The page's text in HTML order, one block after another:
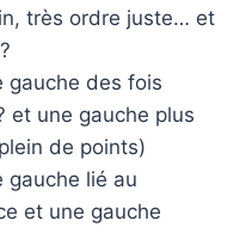
très ordre juste… et
gauche des fois
et une gauche plus
de points)
gauche lié au
et une gauche